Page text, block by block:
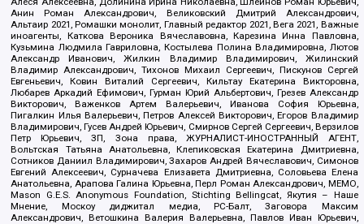
Анин Роман Александрович, Великовский Дмитрий Александрович,
Альтаир 2021, Ромашки монолит, Главный редактор 2021, Вега 2021, Важные
иноагенты, Каткова Вероника Вячеславовна, Карезина Инна Павловна,
Кузьмина Людмила Гавриловна, Костылева Полина Владимировна, Лютов
Александр Иванович, Жилкин Владимир Владимирович, Жилинский
Владимир Александрович, Тихонов Михаил Сергеевич, Пискунов Сергей
Евгеньевич, Ковин Виталий Сергеевич, Кильтау Екатерина Викторовна,
Любарев Аркадий Ефимович, Гурман Юрий Альбертович, Грезев Александр
Викторович, Важенков Артем Валерьевич, Иванова София Юрьевна,
Пигалкин Илья Валерьевич, Петров Алексей Викторович, Егоров Владимир
Владимирович, Гусев Андрей Юрьевич, Смирнов Сергей Сергеевич, Верзилов
Петр Юрьевич, ЗП, Зона права, ЖУРНАЛИСТ-ИНОСТРАННЫЙ АГЕНТ,
Вольтская Татьяна Анатольевна, Клепиковская Екатерина Дмитриевна,
Сотников Даниил Владимирович, Захаров Андрей Вячеславович, Симонов
Евгений Алексеевич, Сурначева Елизавета Дмитриевна, Соловьева Елена
Анатольевна, Арапова Галина Юрьевна, Перл Роман Александрович, МЕМО,
Mason G.E.S. Anonymous Foundation, Stichting Bellingcat, Якутия – Наше
Мнение, Москоу диджитал медиа, РС-Балт, Заговора Максим
Александрович, Ветошкина Валерия Валерьевна, Павлов Иван Юрьевич,